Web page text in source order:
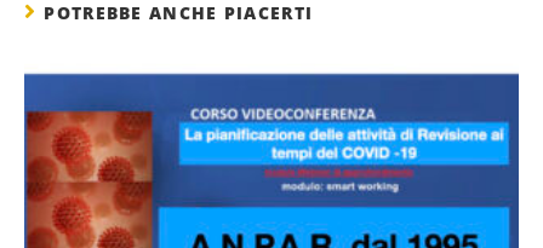
POTREBBE ANCHE PIACERTI